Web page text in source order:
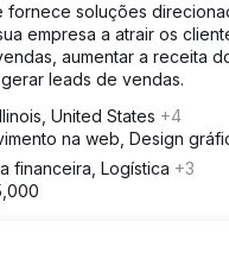
fornece soluções
empresa a atrair os
aumentar a receita
leads de vendas.
United States +4
na web, Design
financeira, Logística +3